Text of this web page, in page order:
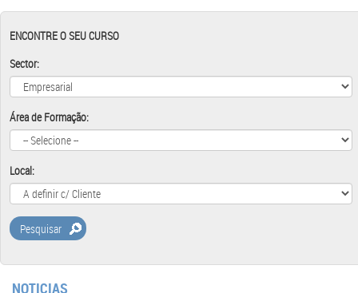
ENCONTRE O SEU CURSO
Sector:
Área de Formação:
Local:
Pesquisar
NOTICIAS